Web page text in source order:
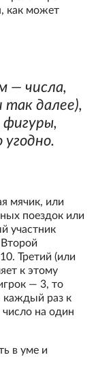
как может
— числа,
так далее),
мячик, или
поездок или
участник
Третий (или
к этому
— 3, то
каждый раз к
на один
в уме и